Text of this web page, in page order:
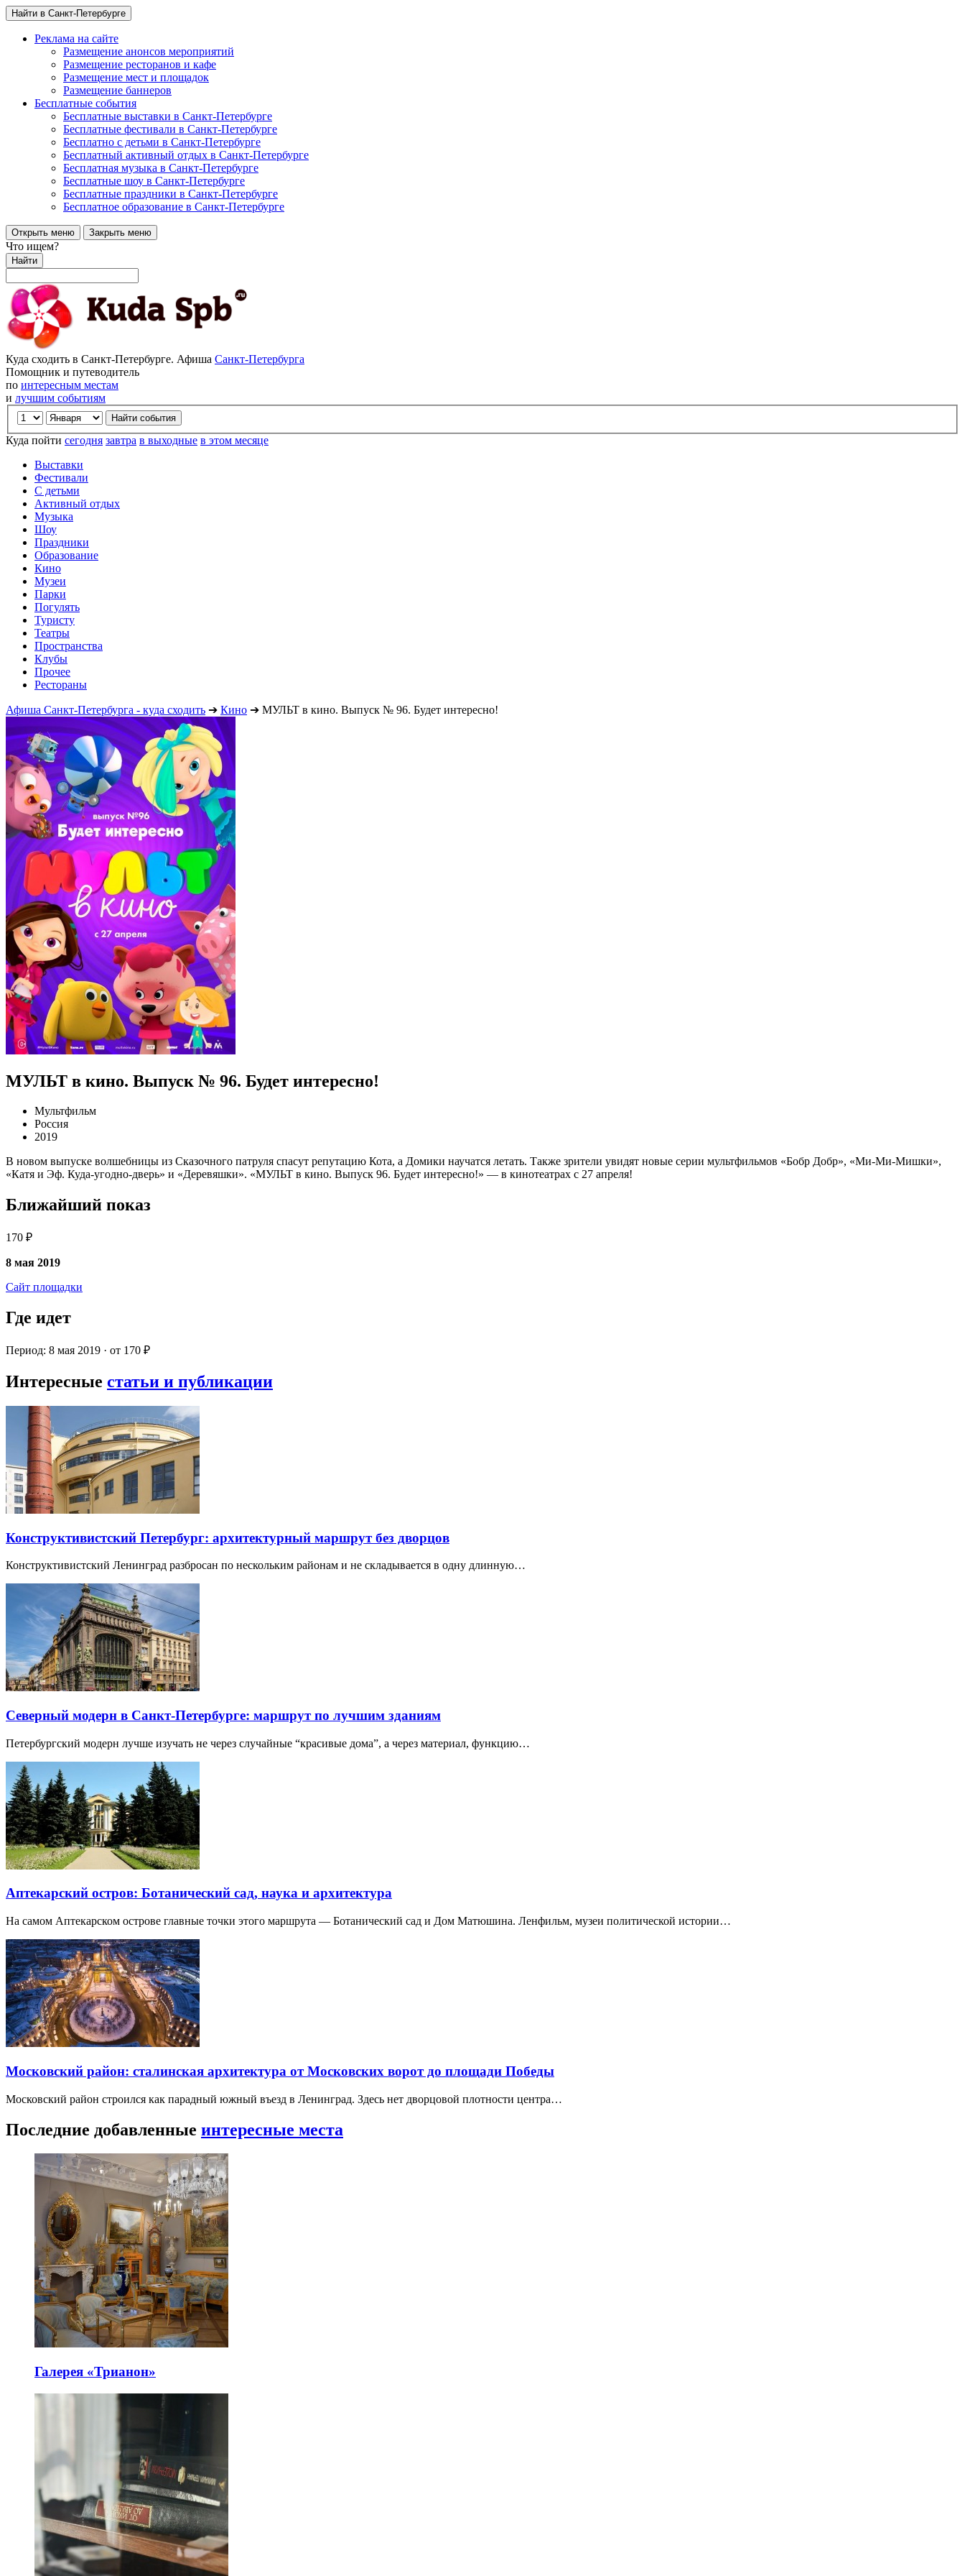
Найти в Санкт-Петербурге
Реклама на сайте
Размещение анонсов мероприятий
Размещение ресторанов и кафе
Размещение мест и площадок
Размещение баннеров
Бесплатные события
Бесплатные выставки в Санкт-Петербурге
Бесплатные фестивали в Санкт-Петербурге
Бесплатно с детьми в Санкт-Петербурге
Бесплатный активный отдых в Санкт-Петербурге
Бесплатная музыка в Санкт-Петербурге
Бесплатные шоу в Санкт-Петербурге
Бесплатные праздники в Санкт-Петербурге
Бесплатное образование в Санкт-Петербурге
Открыть меню Закрыть меню
Что ищем?
Найти
Куда сходить в Санкт-Петербурге. Афиша Санкт-Петербурга
Помощник и путеводитель
по интересным местам
и лучшим событиям
Куда пойти сегодня завтра в выходные в этом месяце
Выставки
Фестивали
С детьми
Активный отдых
Музыка
Шоу
Праздники
Образование
Кино
Музеи
Парки
Погулять
Туристу
Театры
Пространства
Клубы
Прочее
Рестораны
Афиша Санкт-Петербурга - куда сходить ➔ Кино ➔ МУЛЬТ в кино. Выпуск № 96. Будет интересно!
МУЛЬТ в кино. Выпуск № 96. Будет интересно!
Мультфильм
Россия
2019
В новом выпуске волшебницы из Сказочного патруля спасут репутацию Кота, а Домики научатся летать. Также зрители увидят новые серии мультфильмов «Бобр Добр», «Ми-Ми-Мишки»,
«Катя и Эф. Куда-угодно-дверь» и «Деревяшки». «МУЛЬТ в кино. Выпуск 96. Будет интересно!» — в кинотеатрах с 27 апреля!
Ближайший показ
170 ₽
8 мая 2019
Сайт площадки
Где идет
Период: 8 мая 2019 · от 170 ₽
Интересные статьи и публикации
Конструктивистский Петербург: архитектурный маршрут без дворцов
Конструктивистский Ленинград разбросан по нескольким районам и не складывается в одну длинную…
Северный модерн в Санкт-Петербурге: маршрут по лучшим зданиям
Петербургский модерн лучше изучать не через случайные “красивые дома”, а через материал, функцию…
Аптекарский остров: Ботанический сад, наука и архитектура
На самом Аптекарском острове главные точки этого маршрута — Ботанический сад и Дом Матюшина. Ленфильм, музеи политической истории…
Московский район: сталинская архитектура от Московских ворот до площади Победы
Московский район строился как парадный южный въезд в Ленинград. Здесь нет дворцовой плотности центра…
Последние добавленные интересные места
Галерея «Трианон»